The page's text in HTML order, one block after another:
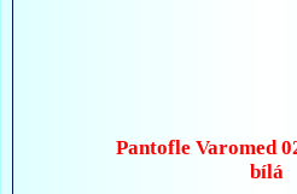
Pantofle Varomed
bílá